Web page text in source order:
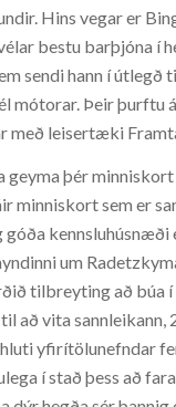
Hins vegar er
bestu barþjóna í
sendi hann í
mótorar. Þeir þurftu
með leisertæki
geyma þér
minniskort sem er
góða
um
tilbreyting að búa
að vita sannleikann,
yfirítölunefndar
í stað þess að